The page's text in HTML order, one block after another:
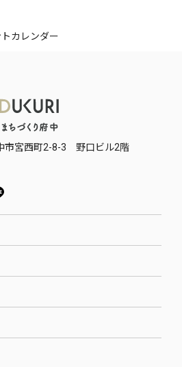
カレンダー
市宮西町2-8-3 野口ビル2階